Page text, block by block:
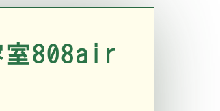
室808air